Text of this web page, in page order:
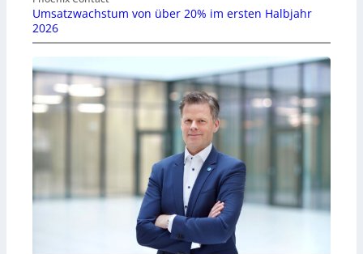
Umsatzwachstum von über 20% im ersten Halbjahr
2026